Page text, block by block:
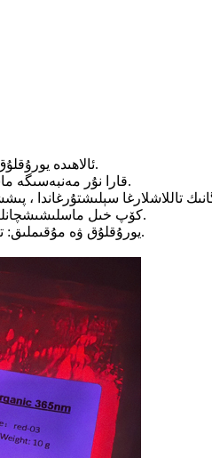
ئالاھىدە يورۇقلۇق: ئەڭ كۈچلۈك كۆرۈش ئۈنۈمى ئۈچۈن كۈچلۈك ، تويۇنغان سېرىق يېشىل فلۇئورېسسېنسىيە تارقىتىدۇ.
365nm غا ئەلالاشتۇرۇلغان: ئىشەنچلىك ۋە جانلىق قوزغىتىش ئۈچۈن ئادەتتىكى UV-A / قارا نۇر مەنبەسىگە ماسلاشتۇرۇلغان.
كۆپ خىل ماسلىشىشچانلىقى: كۆپ خىل پولىمېر سىستېمىسى ۋە باغلانما ھەل قىلىش لايىھىسىگە بىرلەشتۈرۈشكە ماس كېلىدۇ.
يورۇقلۇق ۋە مۇقىملىق: تىپىك قوللىنىشچان شارائىتتا ياخشى رەڭ ۋە فلۇئورېسسېنسىيە ئىقتىدارىنى ساقلاش ئۈچۈن تۈزۈلگەن.